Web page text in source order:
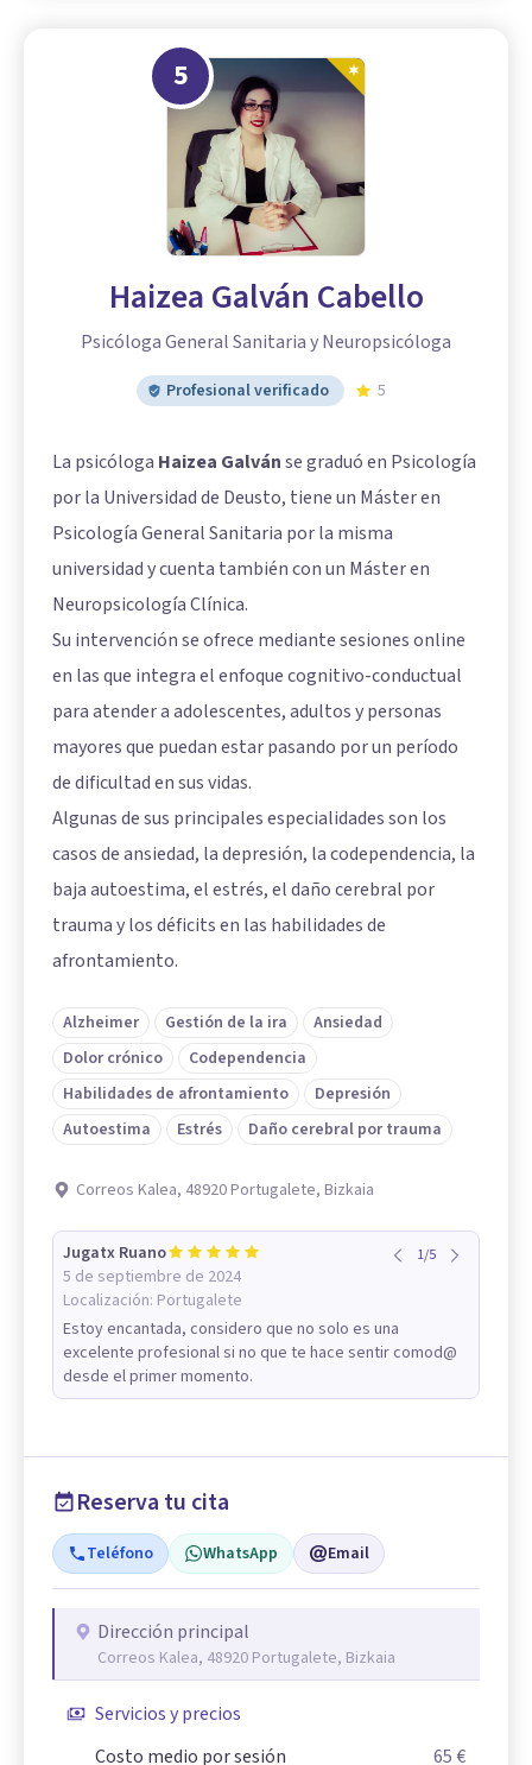
5
Haizea Galván Cabello
Psicóloga General Sanitaria y Neuropsicóloga
Profesional verificado 5
La psicóloga Haizea Galvánse graduó en Psicología
por la Universidad de Deusto, tiene un Máster en
Psicología General Sanitaria por la misma
universidad y cuenta también con un Máster en
Neuropsicología Clínica.
Su intervención se ofrece mediante sesiones online
en las que integra el enfoque cognitivo-conductual
para atender a adolescentes, adultos y personas
mayores que puedan estar pasando por un período
de dificultad en sus vidas.
Algunas de sus principales especialidades son los
casos de ansiedad, la depresión, la codependencia, la
baja autoestima, el estrés, el daño cerebral por
trauma y los déficits en las habilidades de
afrontamiento.
Alzheimer Gestión de la ira
Ansiedad
Dolor crónico
Codependencia
Habilidades de afrontamiento
Depresión
Autoestima
Estrés Daño cerebral por trauma
Correos Kalea, 48920 Portugalete, Bizkaia
Jugatx Ruano
5 de septiembre de 2024
Localización: Portugalete
1/5
Estoy encantada, considero que no solo es una
excelente profesional si no que te hace sentir comod@
desde el primer momento.
Reserva tu cita
Teléfono WhatsApp Email
Dirección principal
Correos Kalea, 48920 Portugalete, Bizkaia
Servicios y precios
Costo medio por sesión
65 €